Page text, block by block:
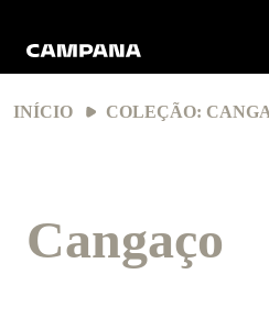
INÍCIO COLEÇÃO:
Cangaço